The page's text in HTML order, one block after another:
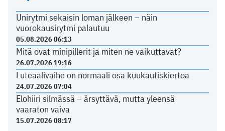
Unirytmi sekaisin loman jälkeen – näin
vuorokausirytmi palautuu
05.08.2026 06:13
Mitä ovat minipillerit ja miten ne vaikuttavat?
26.07.2026 19:16
Luteaalivaihe on normaali osa kuukautiskiertoa
24.07.2026 07:04
Elohiiri silmässä – ärsyttävä, mutta yleensä
vaaraton vaiva
15.07.2026 08:17